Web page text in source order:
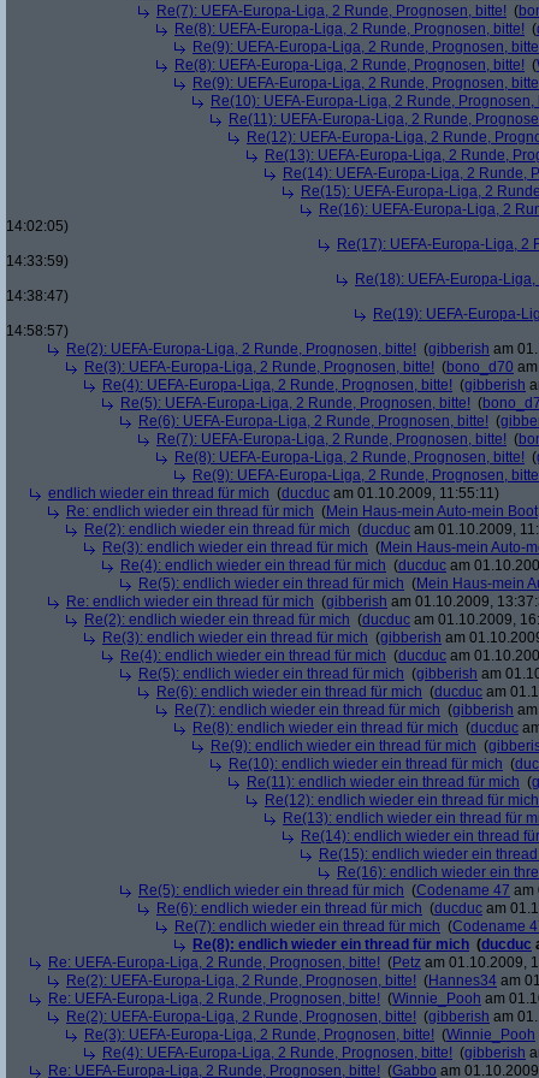
Re(7): UEFA-Europa-Liga, 2 Runde, Prognosen, bitte! (
Re(8): UEFA-Europa-Liga, 2 Runde, Prognosen, bitte! (
Re(9): UEFA-Europa-Liga, 2 Runde, Prognosen,
Re(8): UEFA-Europa-Liga, 2 Runde, Prognosen, bitte! (
Re(9): UEFA-Europa-Liga, 2 Runde, Prognosen,
Re(10): UEFA-Europa-Liga, 2 Runde, Prognosen,
Re(11): UEFA-Europa-Liga, 2 Runde,
Re(12): UEFA-Europa-Liga, 2 Runde,
Re(13): UEFA-Europa-Liga, 2 Runde,
Re(14): UEFA-Europa-Liga, 2 Runde,
Re(15): UEFA-Europa-Liga, 2
Re(16): UEFA-Europa-Liga, 2
14:02:05)
Re(17): UEFA-Europa-Liga, 2
14:33:59)
Re(18): UEFA-Europa-
14:38:47)
Re(19): UEFA-Europa-
14:58:57)
Re(2): UEFA-Europa-Liga, 2 Runde, Prognosen, bitte! (gibberish am
Re(3): UEFA-Europa-Liga, 2 Runde, Prognosen, bitte! (bono_d70
Re(4): UEFA-Europa-Liga, 2 Runde, Prognosen, bitte! (gibberish
Re(5): UEFA-Europa-Liga, 2 Runde, Prognosen, bitte! (
Re(6): UEFA-Europa-Liga, 2 Runde, Prognosen, bitte! (
Re(7): UEFA-Europa-Liga, 2 Runde, Prognosen, bitte! (
Re(8): UEFA-Europa-Liga, 2 Runde, Prognosen, bitte! (
Re(9): UEFA-Europa-Liga, 2 Runde, Prognosen,
endlich wieder ein thread für mich (ducduc am 01.10.2009, 11:55:11)
Re: endlich wieder ein thread für mich (Mein Haus-mein Auto-mein Boot
Re(2): endlich wieder ein thread für mich (ducduc am 01.10.2009,
Re(3): endlich wieder ein thread für mich (Mein Haus-mein Auto-
Re(4): endlich wieder ein thread für mich (ducduc am
Re(5): endlich wieder ein thread für mich (Mein Haus-mein
Re: endlich wieder ein thread für mich (gibberish am 01.10.2009,
Re(2): endlich wieder ein thread für mich (ducduc am 01.10.2009,
Re(3): endlich wieder ein thread für mich (gibberish am
Re(4): endlich wieder ein thread für mich (ducduc am
Re(5): endlich wieder ein thread für mich (gibberish am
Re(6): endlich wieder ein thread für mich (ducduc am
Re(7): endlich wieder ein thread für mich (gibberish
Re(8): endlich wieder ein thread für mich (ducduc
Re(9): endlich wieder ein thread für mich (
Re(10): endlich wieder ein thread für mich (
Re(11): endlich wieder ein thread für mich (
Re(12): endlich wieder ein thread für mich
Re(13): endlich wieder ein thread für
Re(14): endlich wieder ein thread
Re(15): endlich wieder ein
Re(16): endlich wieder ein
Re(5): endlich wieder ein thread für mich (Codename 47 am
Re(6): endlich wieder ein thread für mich (ducduc am
Re(7): endlich wieder ein thread für mich (Codename
Re(8): endlich wieder ein thread für mich (ducduc
Re: UEFA-Europa-Liga, 2 Runde, Prognosen, bitte! (Petz am 01.10.2009,
Re(2): UEFA-Europa-Liga, 2 Runde, Prognosen, bitte! (Hannes34 am
Re: UEFA-Europa-Liga, 2 Runde, Prognosen, bitte! (Winnie_Pooh am
Re(2): UEFA-Europa-Liga, 2 Runde, Prognosen, bitte! (gibberish am
Re(3): UEFA-Europa-Liga, 2 Runde, Prognosen, bitte! (Winnie_Pooh
Re(4): UEFA-Europa-Liga, 2 Runde, Prognosen, bitte! (gibberish
Re: UEFA-Europa-Liga, 2 Runde, Prognosen, bitte! (Gabbo am